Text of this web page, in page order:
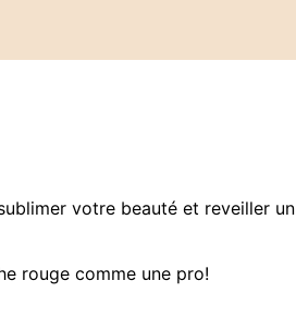
votre beauté et reveiller un
rouge comme une pro!